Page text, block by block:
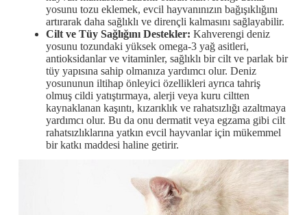
yosunu tozu eklemek, evcil hayvanınızın bağışıklığını
artırarak daha sağlıklı ve dirençli kalmasını sağlayabilir.
Cilt ve Tüy Sağlığını Destekler: Kahverengi deniz
yosunu tozundaki yüksek omega-3 yağ asitleri,
antioksidanlar ve vitaminler, sağlıklı bir cilt ve parlak bir
tüy yapısına sahip olmanıza yardımcı olur. Deniz
yosununun iltihap önleyici özellikleri ayrıca tahriş
olmuş cildi yatıştırmaya, alerji veya kuru ciltten
kaynaklanan kaşıntı, kızarıklık ve rahatsızlığı azaltmaya
yardımcı olur. Bu da onu dermatit veya egzama gibi cilt
rahatsızlıklarına yatkın evcil hayvanlar için mükemmel
bir katkı maddesi haline getirir.